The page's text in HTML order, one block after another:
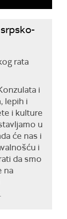
rata
i
lepih i
i kulture
u
će nas i
i
da smo
na